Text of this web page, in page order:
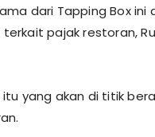
dari Tapping Box ini
terkait pajak restoran,
itu yang akan di titik